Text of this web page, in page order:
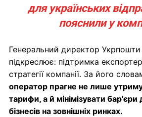
для українських
пояснили у
Генеральний директор Укрпошти
підкреслює: підтримка
стратегії компанії. За його
оператор прагне не лише
тарифи, а й мінімізувати бар'єри
бізнесів на зовнішніх ринках.